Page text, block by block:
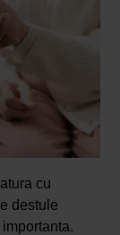
cu
destule